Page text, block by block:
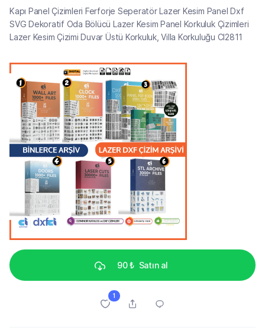
CI2811
Kapı Panel Çizimleri Ferforje Seperatör Lazer Kesim Panel Dxf
SVG Dekoratif Oda Bölücü Lazer Kesim Panel Korkuluk Çizimleri
Lazer Kesim Çizimi Duvar Üstü Korkuluk, Villa Korkuluğu CI2811
90 ₺ Satın al
1